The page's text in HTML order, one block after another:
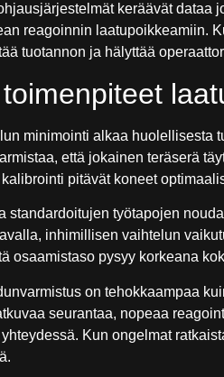
keräävät dataa
reagoinnin laatupoikkeamiin.
tuotannon ja hälyttää
minimointi alkaa huolellisesta
että jokainen teräserä
pitävät koneet
standardoitujen työtapojen
inhimillisen vaihtelun
osaamistaso pysyy korkeana
on tehokkaampaa
seurantaa, nopeaa
Kun ongelmat